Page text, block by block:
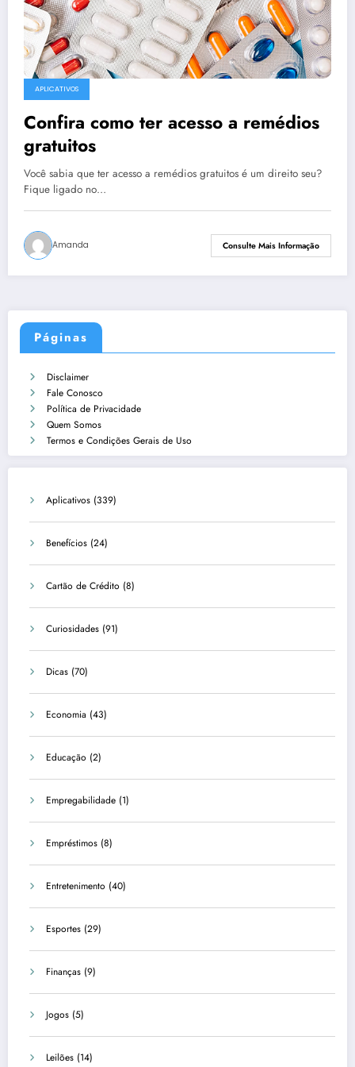
APLICATIVOS
Confira como ter acesso a remédios
gratuitos
Você sabia que ter acesso a remédios gratuitos é um direito seu?
Fique ligado no…
Amanda Consulte Mais Informação
Páginas
Disclaimer
Fale Conosco
Política de Privacidade
Quem Somos
Termos e Condições Gerais de Uso
Aplicativos (339)
Benefícios (24)
Cartão de Crédito (8)
Curiosidades (91)
Dicas (70)
Economia (43)
Educação (2)
Empregabilidade (1)
Empréstimos (8)
Entretenimento (40)
Esportes (29)
Finanças (9)
Jogos (5)
Leilões (14)